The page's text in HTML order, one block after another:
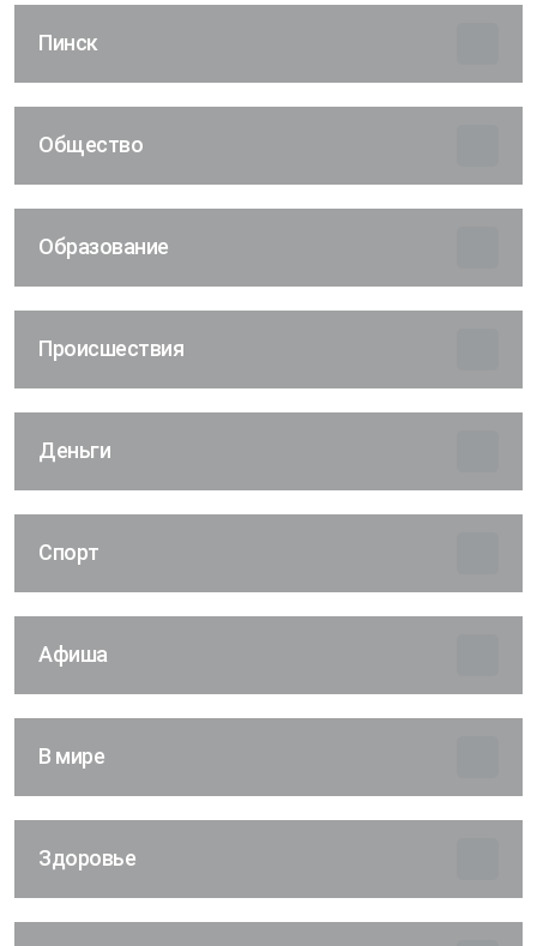
Пинск
Общество
Образование
Происшествия
Деньги
Спорт
Афиша
В мире
Здоровье